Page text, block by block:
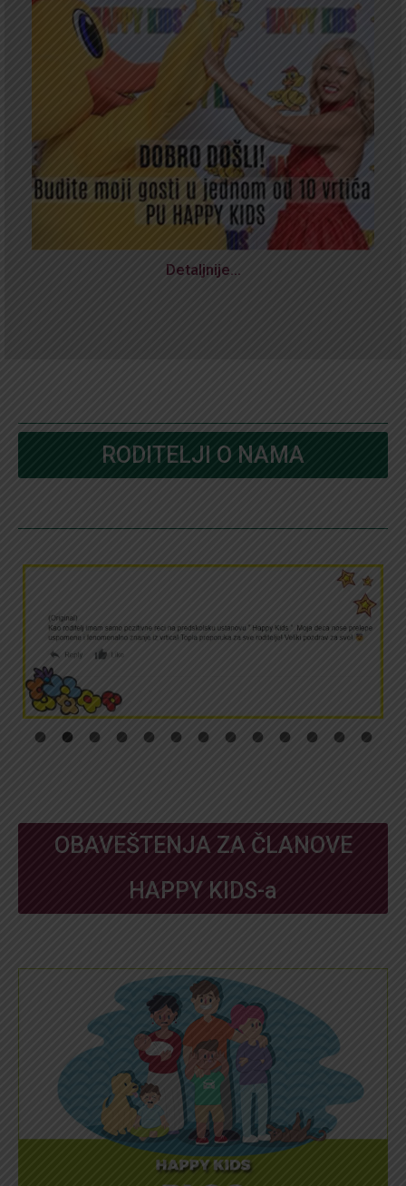
Detaljnije…
RODITELJI O NAMA
OBAVEŠTENJA ZA ČLANOVE
HAPPY KIDS-a